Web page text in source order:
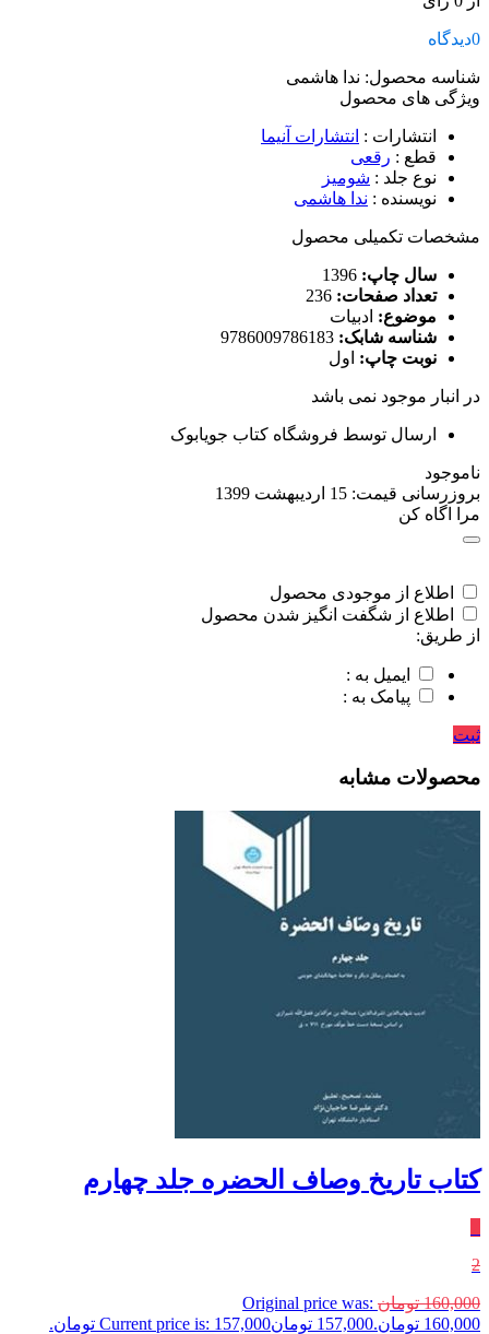
0دیدگاه
شناسه محصول: ندا هاشمی
ویژگی های محصول
انتشارات : انتشارات آنیما
قطع : رقعی
نوع جلد : شومیز
نویسنده : ندا هاشمی
مشخصات تکمیلی محصول
سال چاپ:
تعداد صفحات:
موضوع: ادبیات
شناسه شابک:
نوبت چاپ: اول
در انبار موجود نمی باشد
ارسال توسط فروشگاه کتاب جویابوک
ناموجود
بروزرسانی قیمت: 15 اردیبهشت 1399
مرا اگاه کن
اطلاع از موجودی محصول
اطلاع از شگفت انگیز شدن محصول
از طریق:
ایمیل به :
پیامک به :
ثبت
محصولات مشابه
کتاب تاریخ وصاف الحضره جلد چهارم
2
160,000 تومان Original price was:
160,000 تومان.
157,000 تومانCurrent price is: 157,000 تومان.